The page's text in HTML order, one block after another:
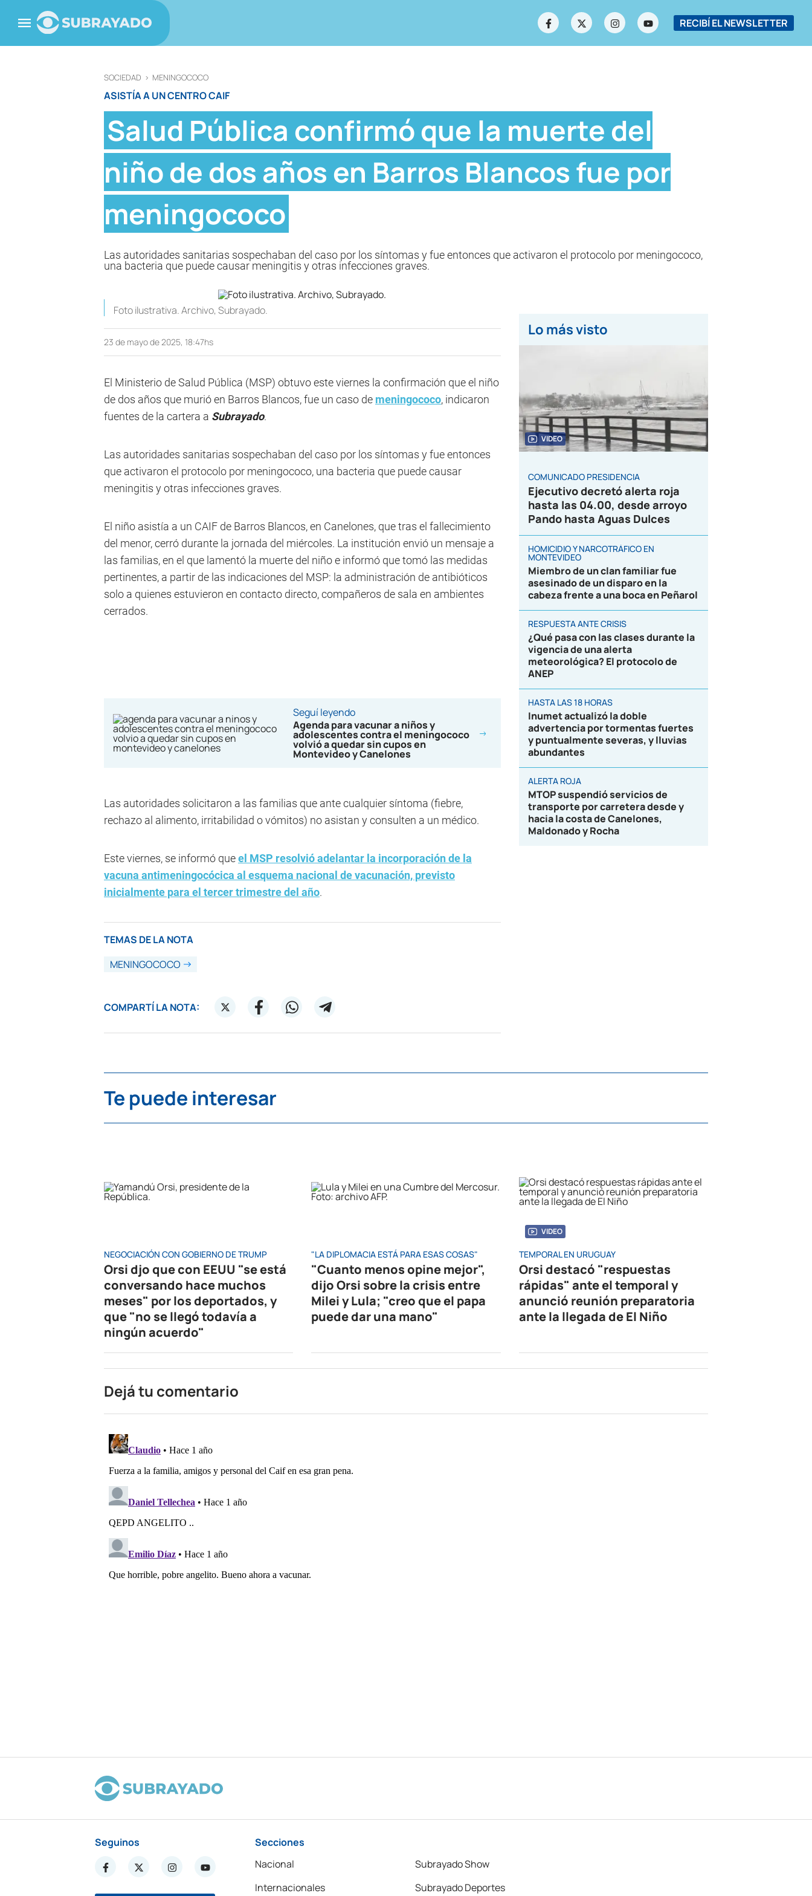
RECIBÍ EL NEWSLETTER
SOCIEDAD > MENINGOCOCO
ASISTÍA A UN CENTRO CAIF
Salud Pública confirmó que la muerte del
niño de dos años en Barros Blancos fue por
meningococo
Las autoridades sanitarias sospechaban del caso por los síntomas y fue entonces que activaron el protocolo por meningococo,
una bacteria que puede causar meningitis y otras infecciones graves.
Foto ilustrativa. Archivo, Subrayado.
23 de mayo de 2025, 18:47hs
El Ministerio de Salud Pública (MSP) obtuvo este viernes la confirmación que el niño
de dos años que murió en Barros Blancos, fue un caso de meningococo, indicaron
fuentes de la cartera a Subrayado.
Las autoridades sanitarias sospechaban del caso por los síntomas y fue entonces
que activaron el protocolo por meningococo, una bacteria que puede causar
meningitis y otras infecciones graves.
El niño asistía a un CAIF de Barros Blancos, en Canelones, que tras el fallecimiento
del menor, cerró durante la jornada del miércoles. La institución envió un mensaje a
las familias, en el que lamentó la muerte del niño e informó que tomó las medidas
pertinentes, a partir de las indicaciones del MSP: la administración de antibióticos
solo a quienes estuvieron en contacto directo, compañeros de sala en ambientes
cerrados.
Seguí leyendo
Agenda para vacunar a niños y
adolescentes contra el meningococo
volvió a quedar sin cupos en
Montevideo y Canelones
Las autoridades solicitaron a las familias que ante cualquier síntoma (fiebre,
rechazo al alimento, irritabilidad o vómitos) no asistan y consulten a un médico.
Este viernes, se informó queel MSP resolvió adelantar la incorporación de la
vacuna antimeningocócica al esquema nacional de vacunación, previsto
inicialmente para el tercer trimestre del año.
TEMAS DE LA NOTA
MENINGOCOCO
COMPARTÍ LA NOTA:
Lo más visto
VIDEO
COMUNICADO PRESIDENCIA
Ejecutivo decretó alerta roja
hasta las 04.00, desde arroyo
Pando hasta Aguas Dulces
HOMICIDIO Y NARCOTRÁFICO EN
MONTEVIDEO
Miembro de un clan familiar fue
asesinado de un disparo en la
cabeza frente a una boca en Peñarol
RESPUESTA ANTE CRISIS
¿Qué pasa con las clases durante la
vigencia de una alerta
meteorológica? El protocolo de
ANEP
HASTA LAS 18 HORAS
Inumet actualizó la doble
advertencia por tormentas fuertes
y puntualmente severas, y lluvias
abundantes
ALERTA ROJA
MTOP suspendió servicios de
transporte por carretera desde y
hacia la costa de Canelones,
Maldonado y Rocha
Te puede interesar
NEGOCIACIÓN CON GOBIERNO DE TRUMP
Orsi djo que con EEUU "se está
conversando hace muchos
meses" por los deportados, y
que "no se llegó todavía a
ningún acuerdo"
"LA DIPLOMACIA ESTÁ PARA ESAS COSAS"
"Cuanto menos opine mejor",
dijo Orsi sobre la crisis entre
Milei y Lula; "creo que el papa
puede dar una mano"
VIDEO
TEMPORAL EN URUGUAY
Orsi destacó "respuestas
rápidas" ante el temporal y
anunció reunión preparatoria
ante la llegada de El Niño
Dejá tu comentario
Seguinos
Secciones
Nacional
Internacionales
Subrayado Show
Subrayado Deportes